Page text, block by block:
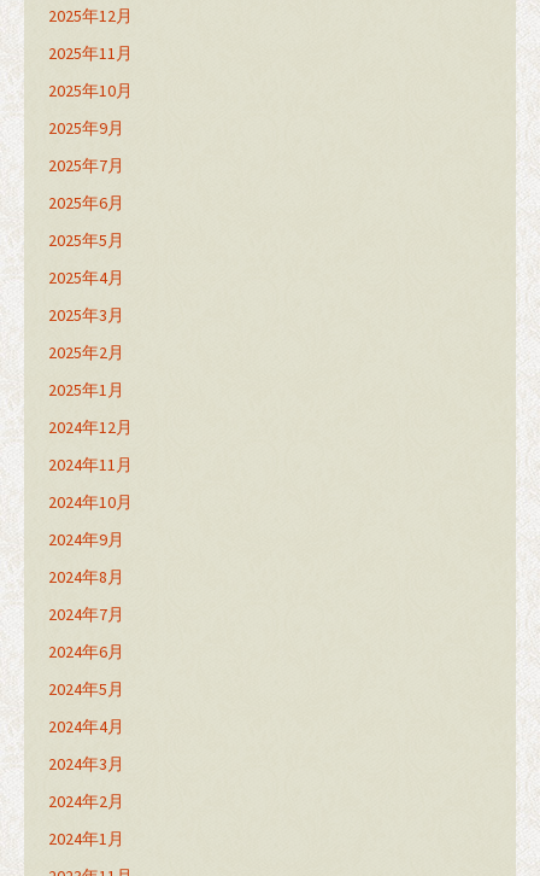
2025年12月
2025年11月
2025年10月
2025年9月
2025年7月
2025年6月
2025年5月
2025年4月
2025年3月
2025年2月
2025年1月
2024年12月
2024年11月
2024年10月
2024年9月
2024年8月
2024年7月
2024年6月
2024年5月
2024年4月
2024年3月
2024年2月
2024年1月